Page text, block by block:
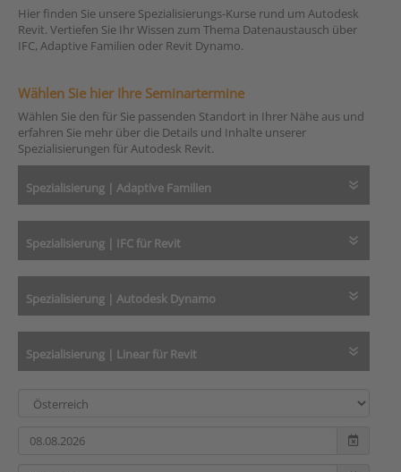
Hier finden Sie unsere Spezialisierungs-Kurse rund um Autodesk
Revit. Vertiefen Sie Ihr Wissen zum Thema Datenaustausch über
IFC, Adaptive Familien oder Revit Dynamo.
Wählen Sie hier Ihre Seminartermine
Wählen Sie den für Sie passenden Standort in Ihrer Nähe aus und
erfahren Sie mehr über die Details und Inhalte unserer
Spezialisierungen für Autodesk Revit.
Spezialisierung | Adaptive Familien
Spezialisierung | IFC für Revit
Spezialisierung | Autodesk Dynamo
Spezialisierung | Linear für Revit